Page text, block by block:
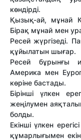
көндірді.
Қызық-ай, мұнай
Бірақ мұнай мен
Ресей жүргізеді.
құйылатын шығар.
Ресей бұрынғы
Америка мен
көріне бастады.
Бірінші үлкен
жеңілумен
болды.
Екінші үлкен
құмарлығымен